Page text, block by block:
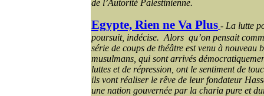
de l’Autorité Palestinienne.
Egypte, Rien ne Va Plus - La lutte
poursuit, indécise. Alors qu’on pensait
série de coups de théâtre est venu à nouveau
musulmans, qui sont arrivés
luttes et de répression, ont le sentiment de
ils vont réaliser le rêve de leur fondateur
une nation gouvernée par la charia pure et